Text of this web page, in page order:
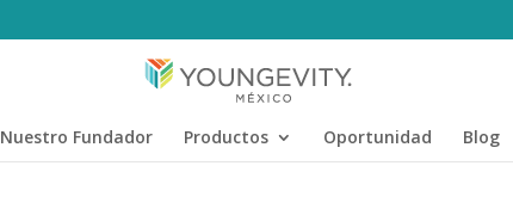
Nuestro Fundador Productos Oportunidad Blog